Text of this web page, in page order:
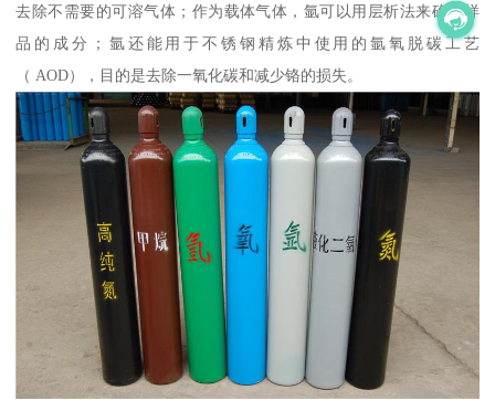
去除不需要的可溶气体；作为载体气体，氩可以用层析法来确定样
品的成分；氩还能用于不锈钢精炼中使用的氩氧脱碳工艺
（ AOD），目的是去除一氧化碳和减少铬的损失。